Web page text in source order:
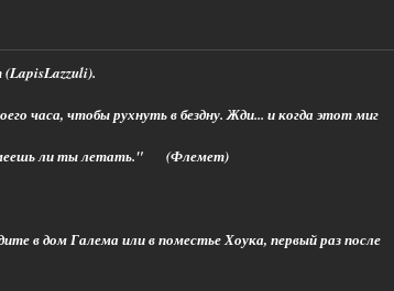
часа, чтобы рухнуть в бездну. Жди... и когда этот миг
ли ты летать." (Флемет)
в дом Галема или в поместье Хоука, первый раз после